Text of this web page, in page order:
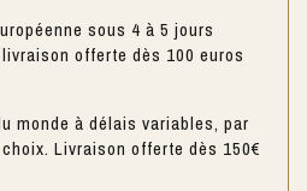
sous 4 à 5 jours
offerte dès 100 euros
monde à délais variables, par
Livraison offerte dès 150€